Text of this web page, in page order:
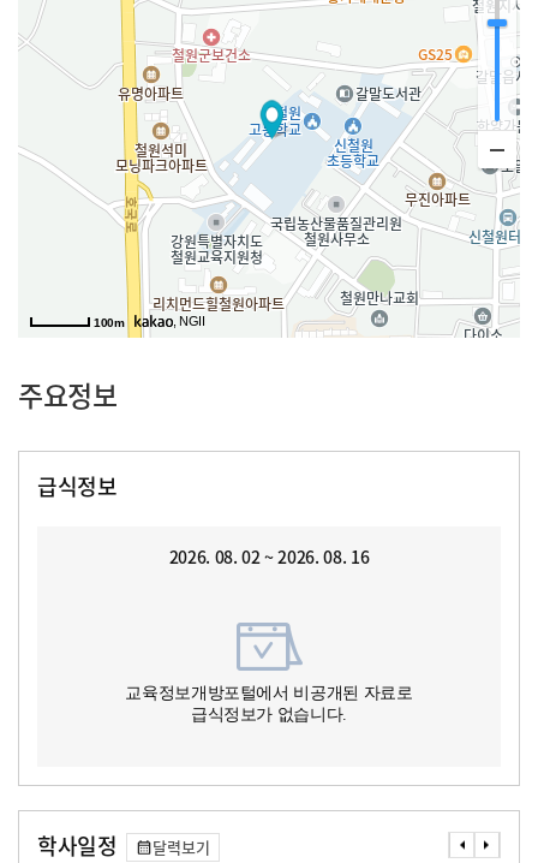
100m , NGII
주요정보
급식정보
2026. 08. 02 ~ 2026. 08. 16
교육정보개방포털에서 비공개된 자료로
급식정보가 없습니다.
학사일정 달력보기